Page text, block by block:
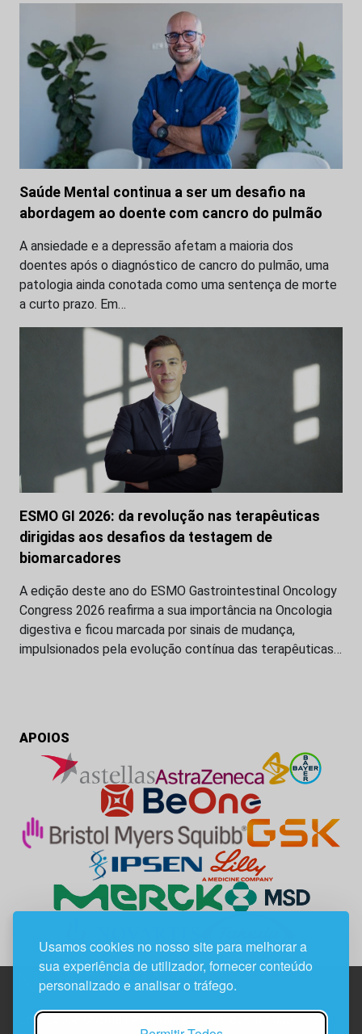
Usamos cookies no nosso site para melhorar a
sua experiência de utilizador, fornecer conteúdo
personalizado e analisar o tráfego.
Saúde Mental continua a ser um desafio na
abordagem ao doente com cancro do pulmão
A ansiedade e a depressão afetam a maioria dos
doentes após o diagnóstico de cancro do pulmão, uma
patologia ainda conotada como uma sentença de morte
a curto prazo. Em…
ESMO GI 2026: da revolução nas terapêuticas
dirigidas aos desafios da testagem de
biomarcadores
A edição deste ano do ESMO Gastrointestinal Oncology
Congress 2026 reafirma a sua importância na Oncologia
digestiva e ficou marcada por sinais de mudança,
impulsionados pela evolução contínua das terapêuticas…
APOIOS
Edif. Lisboa Oriente | Av. Infante D. Henrique, n.º 333H, esc.